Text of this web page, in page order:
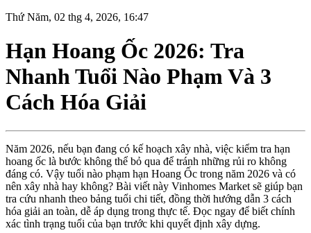
Thứ Năm, 02 thg 4, 2026, 16:47
Hạn Hoang Ốc 2026: Tra
Nhanh Tuổi Nào Phạm Và 3
Cách Hóa Giải
Năm 2026, nếu bạn đang có kế hoạch xây nhà, việc kiểm tra hạn
hoang ốc là bước không thể bỏ qua để tránh những rủi ro không
đáng có. Vậy tuổi nào phạm hạn Hoang Ốc trong năm 2026 và có
nên xây nhà hay không? Bài viết này Vinhomes Market sẽ giúp bạn
tra cứu nhanh theo bảng tuổi chi tiết, đồng thời hướng dẫn 3 cách
hóa giải an toàn, dễ áp dụng trong thực tế. Đọc ngay để biết chính
xác tình trạng tuổi của bạn trước khi quyết định xây dựng.